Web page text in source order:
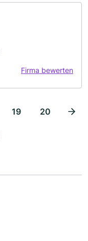
Firma bewerten
19 20